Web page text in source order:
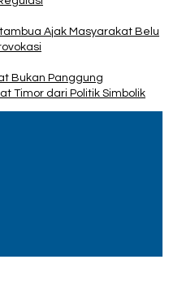
Ajak Masyarakat Belu
Bukan Panggung
Timor dari Politik Simbolik